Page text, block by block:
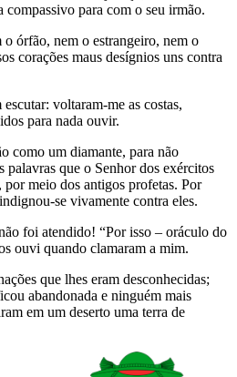
compassivo para com o seu irmão.
órfão, nem o estrangeiro, nem o
corações maus desígnios uns contra
voltaram-me as costas,
para nada ouvir.
como um diamante, para não
palavras que o Senhor dos exércitos
meio dos antigos profetas. Por
se vivamente contra eles.
foi atendido! “Por isso – oráculo do
ouvi quando clamaram a mim.
que lhes eram desconhecidas;
abandonada e ninguém mais
em um deserto uma terra de